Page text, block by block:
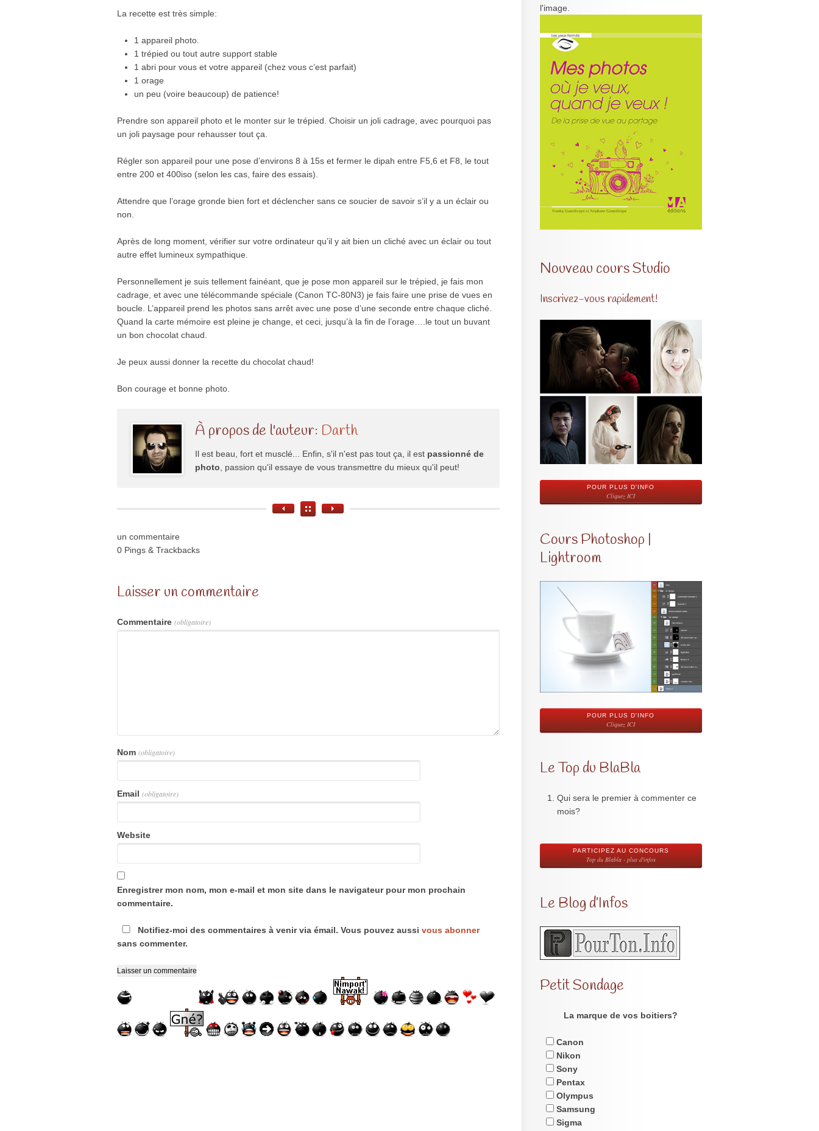
La recette est très simple:
1 appareil photo.
1 trépied ou tout autre support stable
1 abri pour vous et votre appareil (chez vous c’est parfait)
1 orage
un peu (voire beaucoup) de patience!
Prendre son appareil photo et le monter sur le trépied. Choisir un joli cadrage, avec pourquoi pas
un joli paysage pour rehausser tout ça.
Régler son appareil pour une pose d’environs 8 à 15s et fermer le dipah entre F5,6 et F8, le tout
entre 200 et 400iso (selon les cas, faire des essais).
Attendre que l’orage gronde bien fort et déclencher sans ce soucier de savoir s’il y a un éclair ou
non.
Après de long moment, vérifier sur votre ordinateur qu’il y ait bien un cliché avec un éclair ou tout
autre effet lumineux sympathique.
Personnellement je suis tellement fainéant, que je pose mon appareil sur le trépied, je fais mon
cadrage, et avec une télécommande spéciale (Canon TC-80N3) je fais faire une prise de vues en
boucle. L’appareil prend les photos sans arrêt avec une pose d’une seconde entre chaque cliché.
Quand la carte mémoire est pleine je change, et ceci, jusqu’à la fin de l’orage….le tout un buvant
un bon chocolat chaud.
Je peux aussi donner la recette du chocolat chaud!
Bon courage et bonne photo.
À propos de l'auteur: Darth
Il est beau, fort et musclé... Enfin, s'il n'est pas tout ça, il est passionné de
photo , passion qu'il essaye de vous transmettre du mieux qu'il peut!
un commentaire
0 Pings & Trackbacks
Laisser un commentaire
Commentaire (obligatoire)
Nom (obligatoire)
Email (obligatoire)
Website
Enregistrer mon nom, mon e-mail et mon site dans le navigateur pour mon prochain
commentaire.
Notifiez-moi des commentaires à venir via émail. Vous pouvez aussi vous abonner
sans commenter.
l'image.
Nouveau cours Studio
Inscrivez-vous rapidement!
POUR PLUS D'INFO
Cliquez ICI
Cours Photoshop |
Lightroom
POUR PLUS D'INFO
Cliquez ICI
Le Top du BlaBla
Qui sera le premier à commenter ce
mois?
PARTICIPEZ AU CONCOURS
Top du Blabla - plus d'infos
Le Blog d’Infos
Petit Sondage
La marque de vos boitiers?
Canon
Nikon
Sony
Pentax
Olympus
Samsung
Sigma